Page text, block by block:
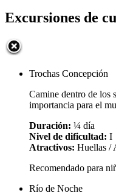
Excursiones de
Trochas Concepción
Camine dentro de los
importancia para el
Duración: ¼ día
Nivel de dificultad: I
Atractivos: Huellas /
Recomendado para
Río de Noche